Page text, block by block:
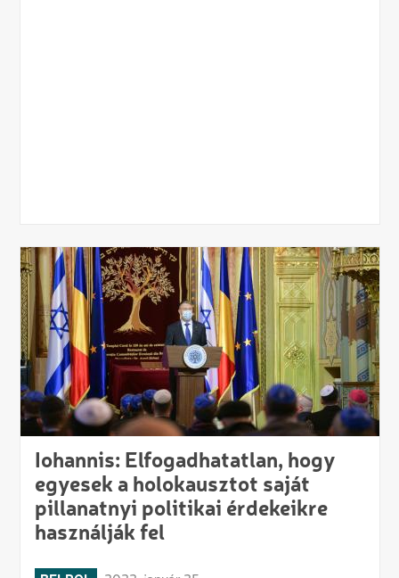
Iohannis: Elfogadhatatlan, hogy
egyesek a holokausztot saját
pillanatnyi politikai érdekeikre
használják fel